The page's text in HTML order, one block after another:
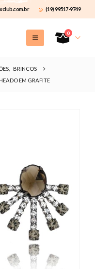
(19) 99517-9749
0
BRINCOS
EM GRAFITE